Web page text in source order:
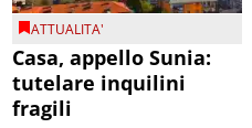
ATTUALITA'
Casa, appello Sunia:
tutelare inquilini
fragili